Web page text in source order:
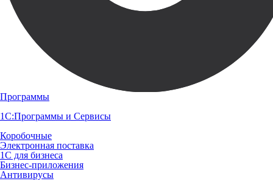
Программы
1С:Программы и Сервисы
Коробочные
Электронная поставка
1С для бизнеса
Бизнес-приложения
Антивирусы